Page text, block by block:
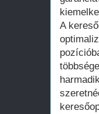
A